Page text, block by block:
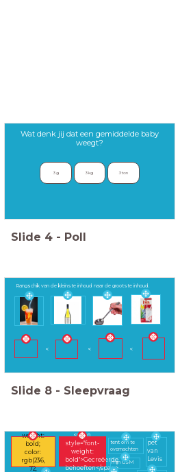
Wat denk jij dat een gemiddelde baby
weegt?
3 g 3 kg 3 ton
Slide 4 - Poll
Rangschik van de kleinste inhoud naar de grootste inhoud.
< < <
Slide 8 - Sleepvraag
weight:
bold;
color:
rgb(236,
72,
<span
style="font-
weight:
bold">Gecreëerde
behoeften</span>
tent om te
overnachten
mijn GSM
pet
van
Levis